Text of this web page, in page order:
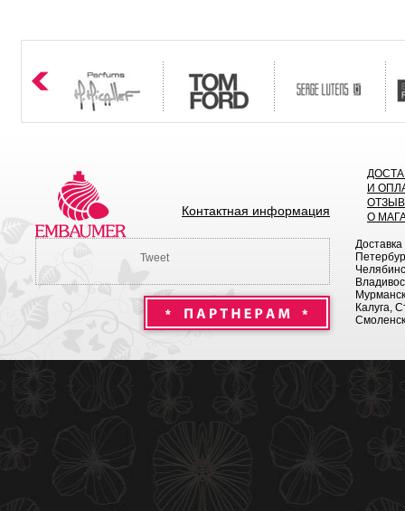
Контактная информация
И
О
Tweet
Калуга,